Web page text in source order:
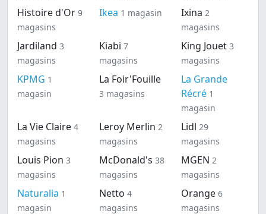
Histoire d'Or 9
magasins
Ikea 1 magasin Ixina 2
magasins
Jardiland 3
magasins
Kiabi 7
magasins
King Jouet 3
magasins
KPMG 1
magasin
La Foir'Fouille
3 magasins
La Grande
Récré 1
magasin
La Vie Claire 4
magasins
Leroy Merlin 2
magasins
Lidl 29
magasins
Louis Pion 3
magasins
McDonald's 38
magasins
MGEN 2
magasins
Naturalia 1
magasin
Netto 4
magasins
Orange 6
magasins